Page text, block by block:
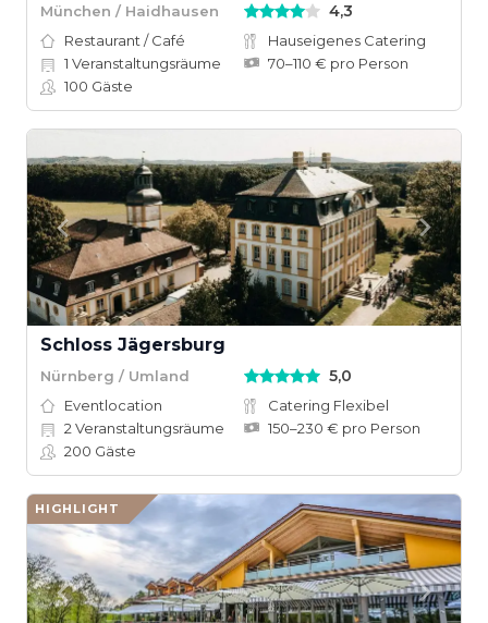
München / Haidhausen 4,3
Restaurant / Café
Hauseigenes Catering
1 Veranstaltungsräume
70–110 € pro Person
100 Gäste
Schloss Jägersburg
Nürnberg / Umland 5,0
Eventlocation
Catering Flexibel
2 Veranstaltungsräume
150–230 € pro Person
200 Gäste
HIGHLIGHT